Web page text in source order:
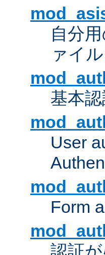
自分
ァイ
基本
User
Form
認証